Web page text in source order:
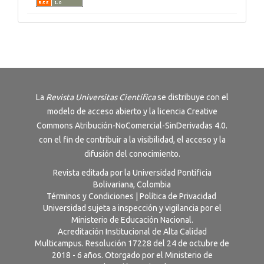
La Revista Universitas Científicase distribuye con el
modelo de acceso abierto y la licencia Creative
Commons Atribución-NoComercial-SinDerivadas 4.0.
con el fin de contribuir a la visibilidad, el acceso y la
difusión del conocimiento.
Revista editada por la Universidad Pontificia
Bolivariana, Colombia
Términos y Condiciones
Política de Privacidad
Universidad sujeta a inspección y vigilancia por el
Ministerio de Educación Nacional.
Acreditación Institucional de Alta Calidad
Multicampus. Resolución 17228 del 24 de octubre de
2018 - 6 años. Otorgado por el Ministerio de